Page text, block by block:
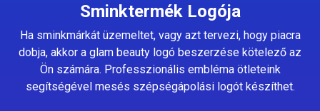
Sminktermék Logója
Ha sminkmárkát üzemeltet, vagy azt tervezi, hogy piacra
dobja, akkor a glam beauty logó beszerzése kötelező az
Ön számára. Professzionális embléma ötleteink
segítségével mesés szépségápolási logót készíthet.